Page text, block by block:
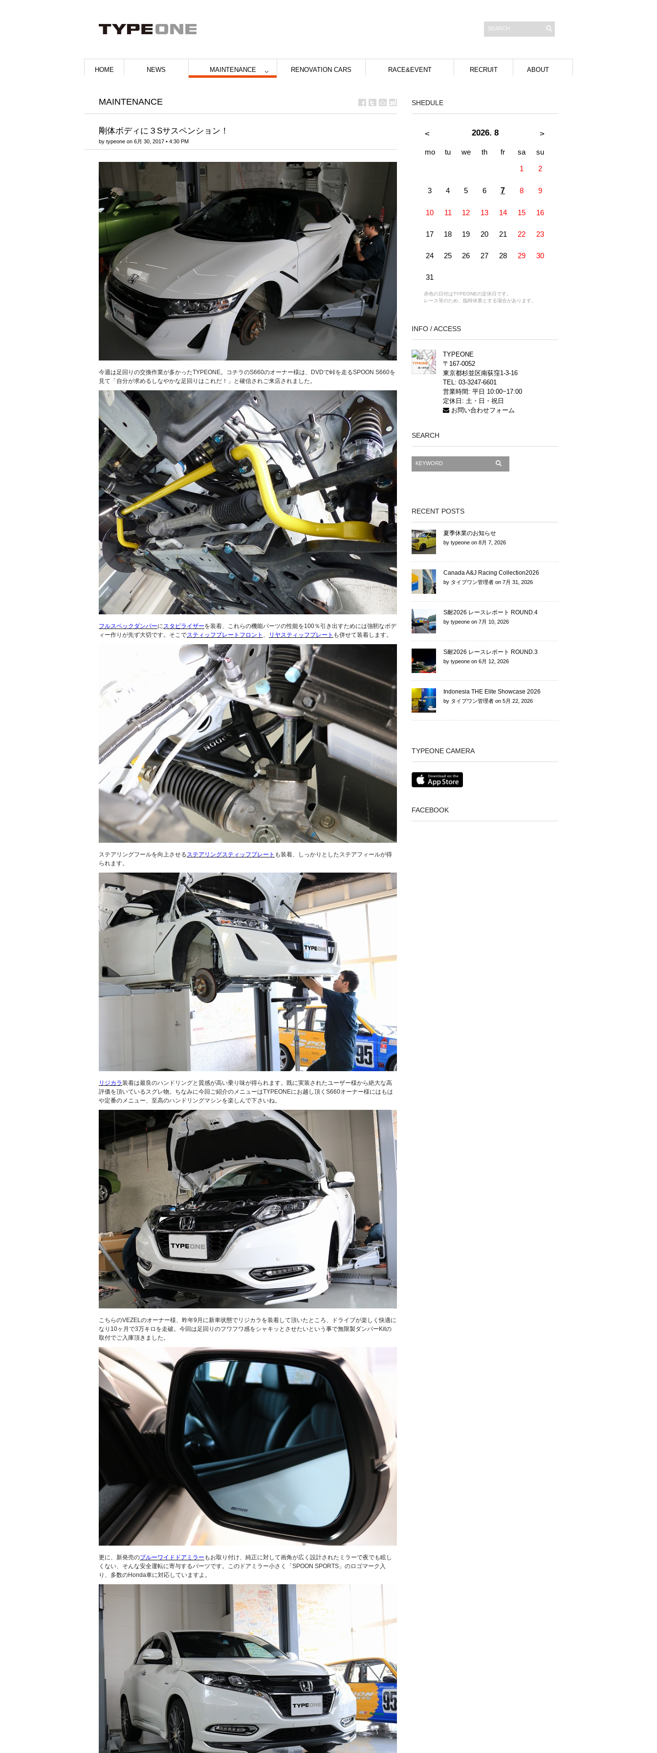
HOME NEWS MAINTENANCE RENOVATION CARS RACE&EVENT RECRUIT ABOUT
MAINTENANCE
剛体ボディに３Sサスペンション！
by typeone on 6月 30, 2017 • 4:30 PM
今週は足回りの交換作業が多かったTYPEONE。コチラのS660のオーナー様は、DVDで峠を走るSPOON S660を
見て「自分が求めるしなやかな足回りはこれだ！」と確信されご来店されました。
フルスペックダンパーに スタビライザーを装着、これらの機能パーツの性能を100％引き出すためには強靭なボデ
ィー作りが先ず大切です。そこでスティッフプレートフロント リヤスティッフプレート も併せて装着します。
ステアリングフールを向上させる ステアリングスティッフプレート も装着、しっかりとしたステアフィールが得
られます。
リジカラ装着は最良のハンドリングと質感が高い乗り味が得られます。既に実装されたユーザー様から絶大な高
評価を頂いているスグレ物。ちなみに今回ご紹介のメニューはTYPEONEにお越し頂くS660オーナー様にはもは
や定番のメニュー、至高のハンドリングマシンを楽しんで下さいね。
こちらのVEZELのオーナー様、昨年9月に新車状態でリジカラを装着して頂いたところ、ドライブが楽しく快適に
なり10ヶ月で3万キロを走破。今回は足回りのフワフワ感をシャキッとさせたいという事で無限製ダンパーKitの
取付でご入庫頂きました。
更に、新発売のブルーワイドドアミラー もお取り付け、純正に対して画角が広く設計されたミラーで夜でも眩し
くない、そんな安全運転に寄与するパーツです。このドアミラー小さく「SPOON SPORTS」のロゴマーク入
り、多数のHonda車に対応していますよ。
SHEDULE
2026. 8
< >
mo tu we th fr sa
su
1
2
3 4 5 6 7 8 9
10 11 12 13 14 15 16
17 18 19 20 21 22 23
24 25 26 27 28 29 30
31
赤色の日付はTYPEONEの定休日です。
レース等のため、臨時休業とする場合があります。
INFO / ACCESS
TYPEONE
〒167-0052
東京都杉並区南荻窪1-3-16
TEL: 03-3247-6601
営業時間: 平日 10:00~17:00
定休日: 土・日・祝日
お問い合わせフォーム
SEARCH
RECENT POSTS
夏季休業のお知らせ
by typeone on 8月 7, 2026
Canada A&J Racing Collection2026
by タイプワン管理者 on 7月 31, 2026
S耐2026 レースレポート ROUND.4
by typeone on 7月 10, 2026
S耐2026 レースレポート ROUND.3
by typeone on 6月 12, 2026
Indonesia THE Elite Showcase 2026
by タイプワン管理者 on 5月 22, 2026
TYPEONE CAMERA
FACEBOOK